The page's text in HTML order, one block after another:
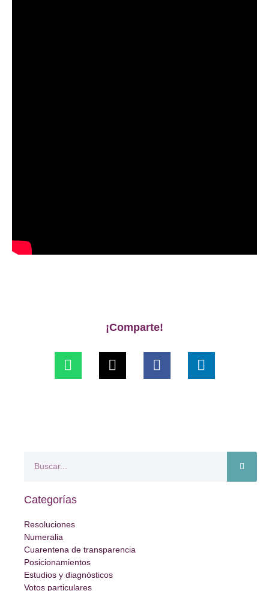
¡Comparte!
Categorías
Resoluciones
Numeralia
Cuarentena de transparencia
Posicionamientos
Estudios y diagnósticos
Votos particulares